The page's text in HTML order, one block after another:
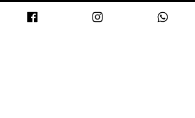
(100gr.) $39 / Camarón